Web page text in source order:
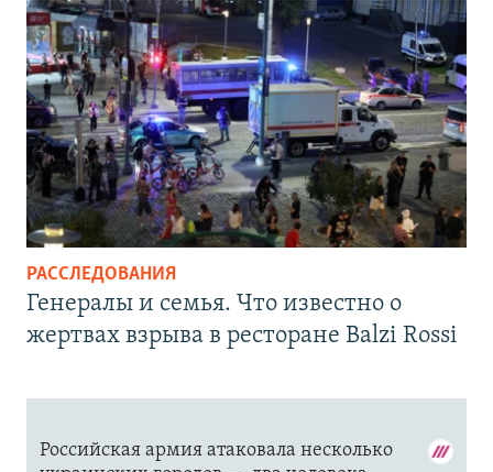
РАССЛЕДОВАНИЯ
Генералы и семья. Что известно о
жертвах взрыва в ресторане Balzi Rossi